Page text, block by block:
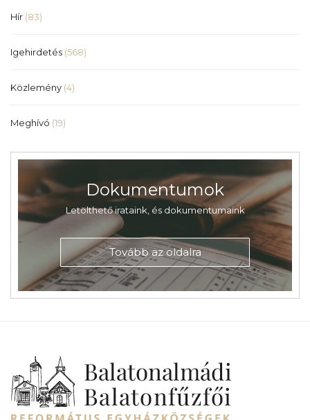
Hír (83)
Igehirdetés (568)
Közlemény (4)
Meghívó (19)
Dokumentumok
Letölthető irataink, és dokumentumaink
Tovább az oldalra